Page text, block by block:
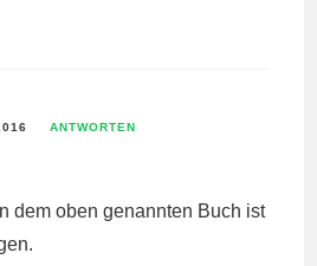
ANTWORTEN
dem oben genannten Buch ist